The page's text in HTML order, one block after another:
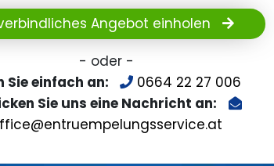
Angebot einholen
- oder -
Sie einfach an:
0664 22 27 006
Sie uns eine Nachricht an: